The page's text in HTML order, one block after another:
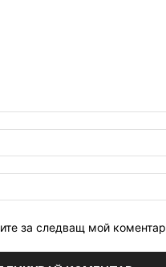
за следващ мой коментар.